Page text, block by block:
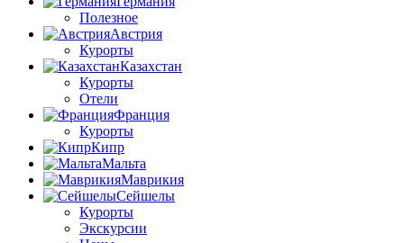
Полезное
Австрия
Курорты
Казахстан
Курорты
Отели
Франция
Курорты
Кипр
Мальта
Маврикия
Сейшелы
Курорты
Экскурсии